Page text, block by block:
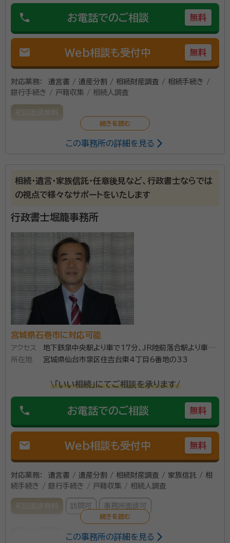
phone お電話でのご相談 無料
mail Web相談も受付中 無料
対応業務：
遺言書 / 遺産分割 / 相続財産調査 / 相続手続き /
銀行手続き / 戸籍収集 / 相続人調査
初回面談無料
法定相続や代襲相続などでお困りのことがありましたら
のやらなければいけないことがあり、事案によっては非
常に複雑で途中で投げ出したくなることがたくさんあり
ます。 ​ 経験豊富な行政書士の資格を持つ者が ​皆様の
に使っていただきたいと願っています。 ​ ​費用対効果の
高いサービスをご提供し、皆様のご期待に添えるようが
んばります。
この事務所の詳細を見る
相続・遺言・家族信託・任意後見など、行政書士ならでは
の視点で様々なサポートをいたします
行政書士堀籠事務所
宮城県石巻市に対応可能
アクセス
地下鉄泉中央駅より車で17分、JR陸前落合駅より車で
17分
所在地 宮城県仙台市泉区住吉台東4丁目6番地の33
\「いい相続」にてご相談を承ります/
phone お電話でのご相談 無料
mail Web相談も受付中 無料
対応業務：
遺言書 / 遺産分割 / 相続財産調査 / 家族信託 / 相
続手続き / 銀行手続き / 戸籍収集 / 相続人調査
初回面談無料 訪問可 事務所面談可
この事務所の詳細を見る